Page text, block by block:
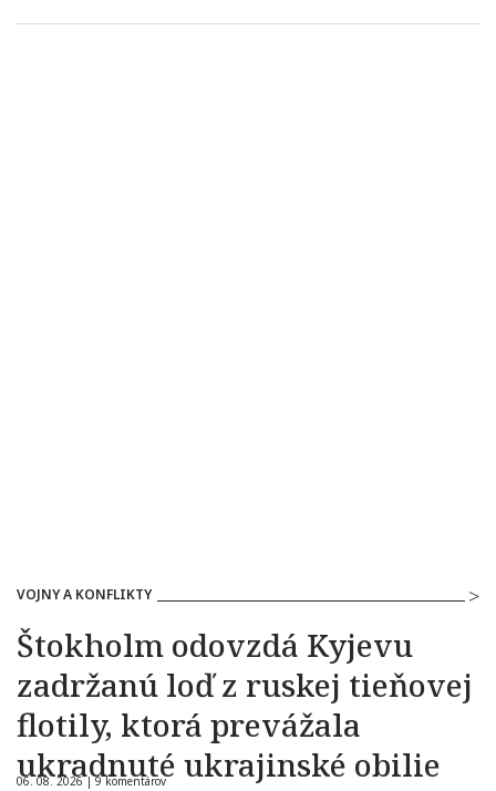
VOJNY A KONFLIKTY
Štokholm odovzdá Kyjevu
zadržanú loď z ruskej tieňovej
flotily, ktorá prevážala
ukradnuté ukrajinské obilie
06. 08. 2026 |9 komentárov